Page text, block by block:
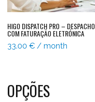
HIGO DISPATCH PRO – DESPACHO
COM FATURAÇÃO ELETRÓNICA
33.00 € / month
OPÇÕES